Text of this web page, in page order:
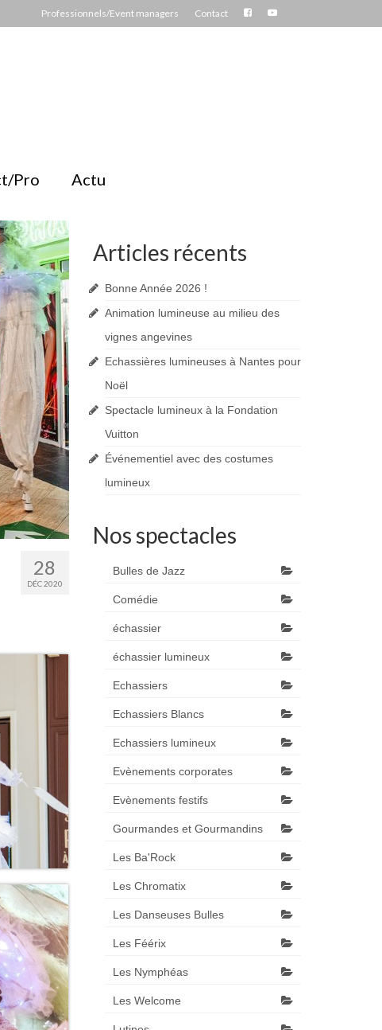
Professionnels/Event managers Contact
Pro Actu
28
DÉC 2020
Articles récents
Bonne Année 2026 !
Animation lumineuse au milieu des
vignes angevines
Echassières lumineuses à Nantes pour
Noël
Spectacle lumineux à la Fondation
Vuitton
Événementiel avec des costumes
lumineux
Nos spectacles
Bulles de Jazz
Comédie
échassier
échassier lumineux
Echassiers
Echassiers Blancs
Echassiers lumineux
Evènements corporates
Evènements festifs
Gourmandes et Gourmandins
Les Ba'Rock
Les Chromatix
Les Danseuses Bulles
Les Féérix
Les Nymphéas
Les Welcome